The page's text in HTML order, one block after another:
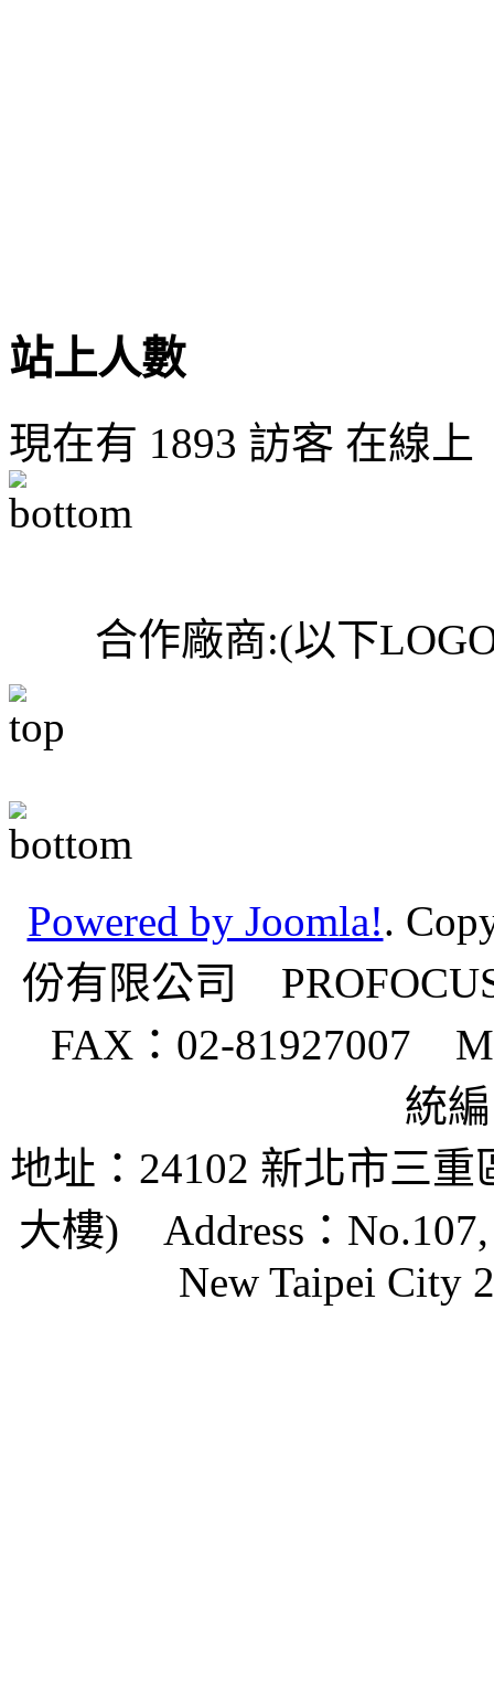
站上人數
現在有 1893 訪客 在線上
合作廠商:(以下
Powered by Joomla!.
份有限公司
FAX：02-81927007
統編
地址：24102 新北市三
大樓)
Address：
New Taipei City